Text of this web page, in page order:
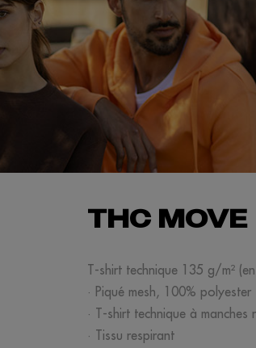
THC MOVE
T-shirt technique 135 g/m²
· Piqué mesh, 100% polyester
· T-shirt technique à manches
· Tissu respirant